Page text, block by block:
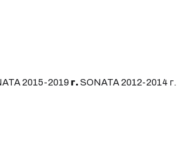
2015-2019г.SONATA 2012-2014 г.